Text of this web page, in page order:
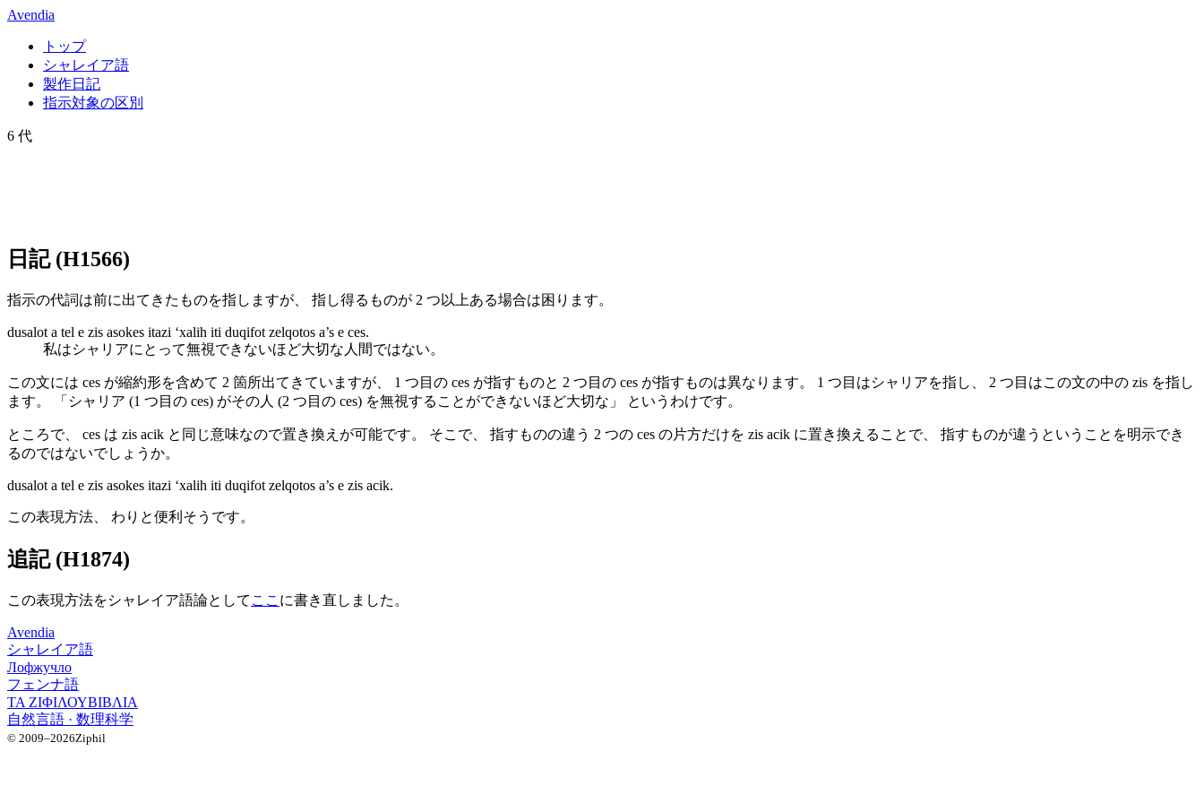
Avendia
トップ
シャレイア語
製作日記
指示対象の区別
6 代
日記 (H1566)
指示の代詞は前に出てきたものを指しますが、 指し得るものが 2 つ以上ある場合は困ります。
dusalot a tel e zis asokes itazi ʻxalih iti duqifot zelqotos a’s e ces.
私はシャリアにとって無視できないほど大切な人間ではない。
この文には ces が縮約形を含めて 2 箇所出てきていますが、 1 つ目の ces が指すものと 2 つ目の ces が指すものは異なります。 1 つ目はシャリアを指し、 2 つ目はこの文の中の zis を指し
ます。 「シャリア (1 つ目の ces) がその人 (2 つ目の ces) を無視することができないほど大切な」 というわけです。
ところで、 ces は zis acik と同じ意味なので置き換えが可能です。 そこで、 指すものの違う 2 つの ces の片方だけを zis acik に置き換えることで、 指すものが違うということを明示でき
るのではないでしょうか。
dusalot a tel e zis asokes itazi ʻxalih iti duqifot zelqotos a’s e zis acik.
この表現方法、 わりと便利そうです。
追記 (H1874)
この表現方法をシャレイア語論として ここ に書き直しました。
Avendia
シャレイア語
Лофжучло
フェンナ語
ΤΑ ΖΙΦΙΛΟΥΒΙΒΛΙΑ
自然言語 · 数理科学
© 2009–2026Ziphil